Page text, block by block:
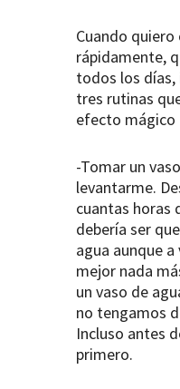
Cuando
rápidamente,
todos los
tres rutinas
efecto mágico
-Tomar un
levantarme.
cuantas horas
debería ser
agua aunque
mejor nada
un vaso de
no tengamos
Incluso antes
primero.